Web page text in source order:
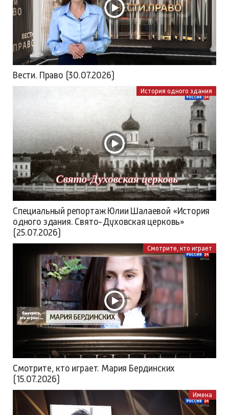
Вести. Право (30.07.2026)
История одного здания
Специальный репортаж Юлии Шалаевой «История
одного здания. Свято-Духовская церковь»
(25.07.2026)
Смотрите, кто играет
Смотрите, кто играет. Мария Бердинских
(15.07.2026)
Имена